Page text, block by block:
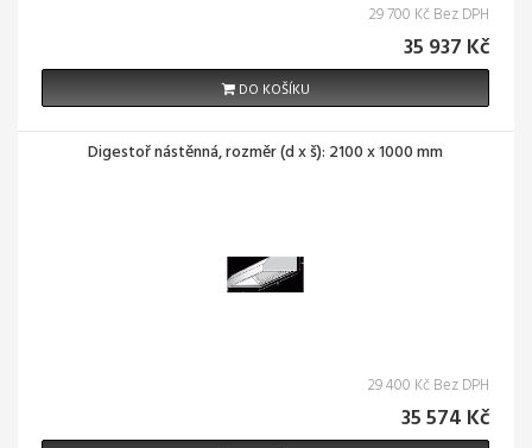
29 700 Kč Bez DPH
35 937 Kč
DO KOŠÍKU
Digestoř nástěnná, rozměr (d x š): 2100 x 1000 mm
29 400 Kč Bez DPH
35 574 Kč